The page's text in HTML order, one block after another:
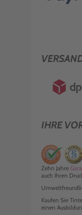
IHRE
Zehn Jahre
auch Ihren
Kaufen Sie
einen